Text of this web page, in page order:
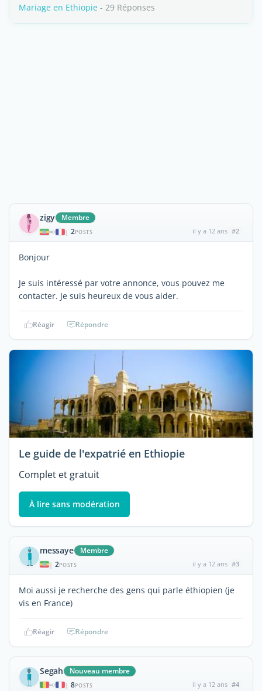
Mariage en Ethiopie - 29 Réponses
zigy Membre
| 2POSTS il y a 12 ans #2
Bonjour
Je suis intéressé par votre annonce, vous pouvez me
contacter. Je suis heureux de vous aider.
Réagir Répondre
Le guide de l'expatrié en Ethiopie
Complet et gratuit
À lire sans modération
messaye Membre
| 2POSTS il y a 12 ans #3
Moi aussi je recherche des gens qui parle éthiopien (je
vis en France)
Réagir Répondre
Segah Nouveau membre
| 8POSTS il y a 12 ans #4